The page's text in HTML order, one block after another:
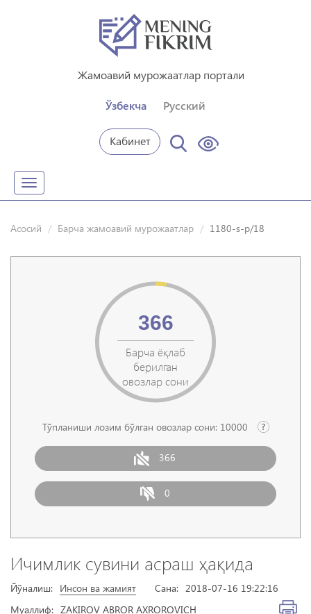
Жамоавий мурожаатлар портали
Ўзбекча Русский
Кабинет
Toggle
navigation
Асосий Барча жамоавий мурожаатлар 1180-s-p/18
Барча ёқлаб
берилган
овозлар сони
366
Тўпланиши лозим бўлган овозлар сони: 10000
366
0
Ичимлик сувини асраш ҳақида
Йўналиш: Инсон ва жамият Сана: 2018-07-16 19:22:16
Муаллиф: ZAKIROV ABROR AXROROVICH